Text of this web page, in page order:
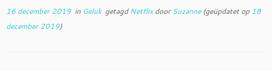
16 december 2019 in Geluk getagdNetflixdoorSuzanne(geüpdatet op 18
december 2019)